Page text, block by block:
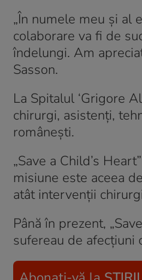
„În numele meu și al
colaborare va fi de
îndelungi. Am
Sasson.
La Spitalul ‘Grigore
chirurgi, asistenți,
românești.
„Save a Child’s
misiune este aceea
atât intervenții
Până în prezent,
sufereau de afecțiuni